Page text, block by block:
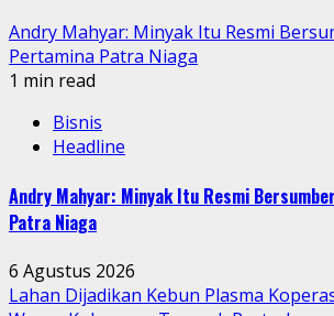
Andry Mahyar: Minyak Itu Resmi
Pertamina Patra Niaga
1 min read
Bisnis
Headline
Andry Mahyar: Minyak Itu Resmi
Patra Niaga
6 Agustus 2026
Lahan Dijadikan Kebun Plasma